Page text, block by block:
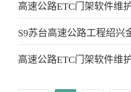
高速公路ETC门架软件维
S9苏台高速公路工程绍
高速公路ETC门架软件维